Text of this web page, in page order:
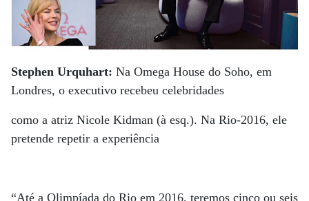
Stephen Urquhart: Na Omega House do Soho, em
Londres, o executivo recebeu celebridades
como a atriz Nicole Kidman (à esq.). Na Rio-2016, ele
pretende repetir a experiência
“Até a Olimpíada do Rio em 2016, teremos cinco ou seis